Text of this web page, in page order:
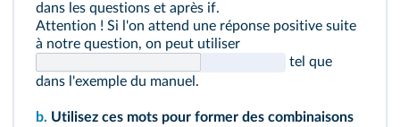
dans les questions et après if.
Attention ! Si l'on attend une réponse positive suite
à notre question, on peut utiliser
tel que
dans l'exemple du manuel.
b. Utilisez ces mots pour former des combinaisons